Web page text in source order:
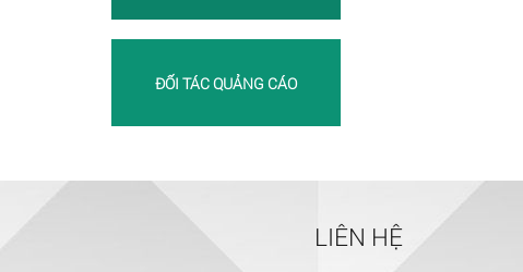
ĐỐI TÁC QUẢNG CÁO
LIÊN HỆ